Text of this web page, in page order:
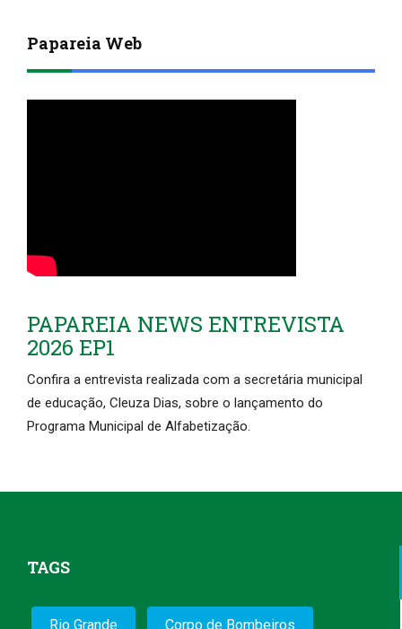
Papareia Web
PAPAREIA NEWS ENTREVISTA
2026 EP1
Confira a entrevista realizada com a secretária municipal
de educação, Cleuza Dias, sobre o lançamento do
Programa Municipal de Alfabetização.
TAGS
Rio Grande Corpo de Bombeiros